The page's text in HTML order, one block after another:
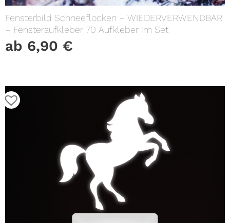
Fensterbild Schneeflocken – WIEDERVERWENDBAR
– Fensteraufkleber 70 Aufkleber im Set
ab 6,90 €